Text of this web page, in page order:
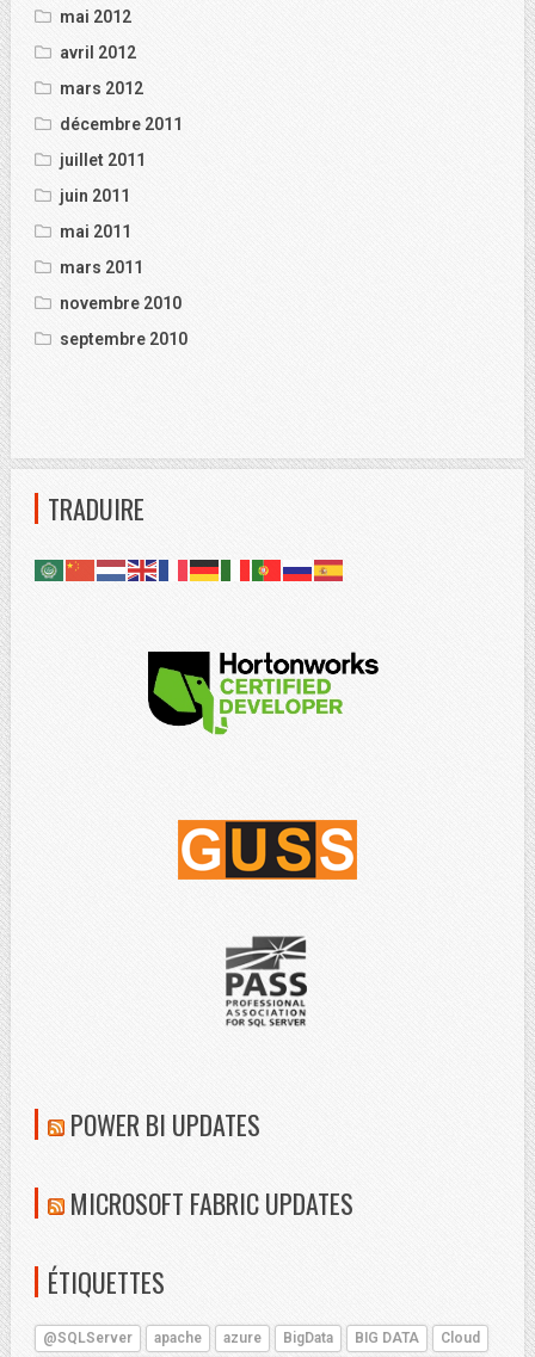
mai 2012
avril 2012
mars 2012
décembre 2011
juillet 2011
juin 2011
mai 2011
mars 2011
novembre 2010
septembre 2010
TRADUIRE
POWER BI UPDATES
MICROSOFT FABRIC UPDATES
ÉTIQUETTES
@SQLServer apache azure BigData BIG DATA Cloud